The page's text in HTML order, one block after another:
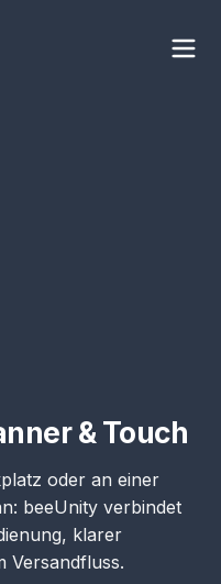
& Touch
oder an einer
beeUnity verbindet
klarer
Versandfluss.